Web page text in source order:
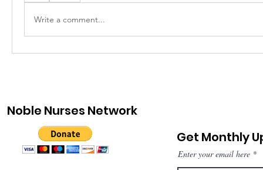
Write a comment...
Noble Nurses Network
Get Monthly
Enter your email here